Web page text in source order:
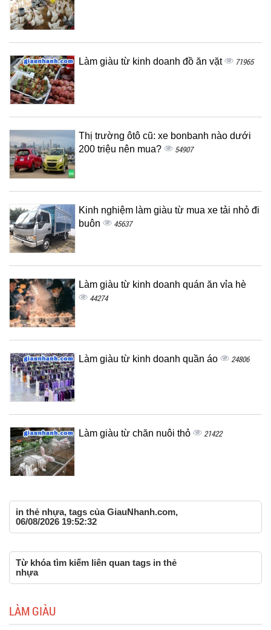
Làm giàu từ kinh doanh đồ ăn vặt 71965
Thị trường ôtô cũ: xe bonbanh nào dưới
200 triệu nên mua?
54907
Kinh nghiệm làm giàu từ mua xe tải nhỏ đi
buôn
45637
Làm giàu từ kinh doanh quán ăn vỉa hè
44274
Làm giàu từ kinh doanh quần áo 24806
Làm giàu từ chăn nuôi thỏ 21422
in thẻ nhựa, tags của GiauNhanh.com,
06/08/2026 19:52:32
Từ khóa tìm kiếm liên quan tags in thẻ
nhựa
LÀM GIÀU